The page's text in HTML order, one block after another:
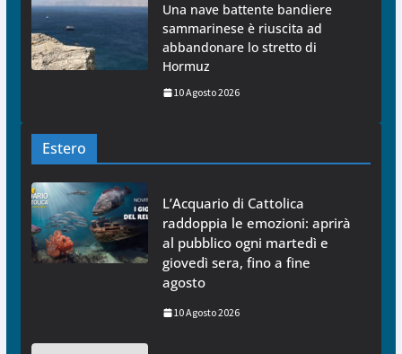
Una nave battente bandiere
sammarinese è riuscita ad
abbandonare lo stretto di
Hormuz
10 Agosto 2026
Estero
L’Acquario di Cattolica
raddoppia le emozioni: aprirà
al pubblico ogni martedì e
giovedì sera, fino a fine
agosto
10 Agosto 2026